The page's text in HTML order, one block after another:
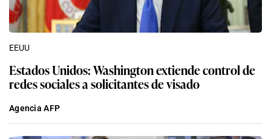
EEUU
Estados Unidos: Washington extiende control de
redes sociales a solicitantes de visado
Agencia AFP